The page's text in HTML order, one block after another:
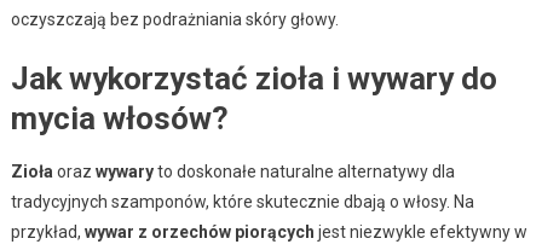
oczyszczają bez podrażniania skóry głowy.
Jak wykorzystać zioła i wywary do
mycia włosów?
Zioła oraz wywaryto doskonałe naturalne alternatywy dla
tradycyjnych szamponów, które skutecznie dbają o włosy. Na
przykład, wywar z orzechów piorących jest niezwykle efektywny w